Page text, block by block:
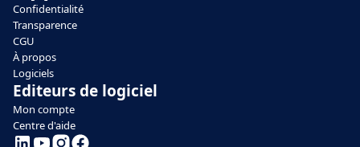
Confidentialité
Transparence
CGU
À propos
Logiciels
Editeurs de logiciel
Mon compte
Centre d'aide